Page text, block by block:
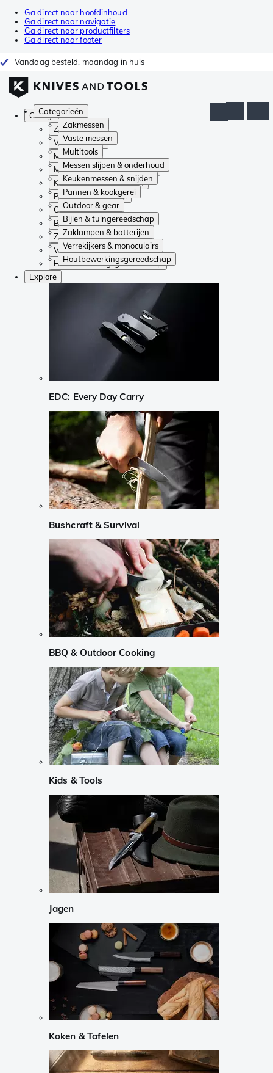
Ga direct naar hoofdinhoud
Ga direct naar navigatie
Ga direct naar productfilters
Ga direct naar footer
Vandaag besteld, maandag in huis
Categorieën
Zakmessen
Vaste messen
Multitools
Messen slijpen & onderhoud
Keukenmessen & snijden
Pannen & kookgerei
Outdoor & gear
Bijlen & tuingereedschap
Zaklampen & batterijen
Verrekijkers & monoculairs
Houtbewerkingsgereedschap
Categorieën
Zakmessen
Vaste messen
Multitools
Messen slijpen & onderhoud
Keukenmessen & snijden
Pannen & kookgerei
Outdoor & gear
Bijlen & tuingereedschap
Zaklampen & batterijen
Verrekijkers & monoculairs
Houtbewerkingsgereedschap
Explore
EDC: Every Day Carry
Bushcraft & Survival
BBQ & Outdoor Cooking
Kids & Tools
Jagen
Koken & Tafelen